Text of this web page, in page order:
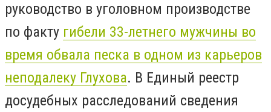
руководство в уголовном производстве
по факту гибели 33-летнего мужчины во
время обвала песка в одном из карьеров
неподалеку Глухова. В Единый реестр
досудебных расследований сведения